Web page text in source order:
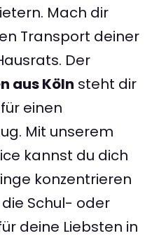
Mach dir
Transport deiner
Der
aus Köln steht dir
einen
Mit unserem
kannst du dich
konzentrieren
Schul- oder
deine Liebsten in